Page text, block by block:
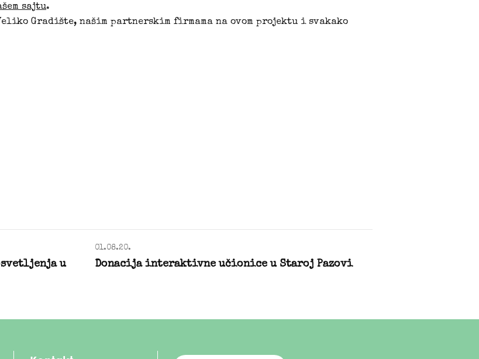
sajtu.
Gradište, našim partnerskim firmama na ovom projektu i svakako
u
01.08.20.
Donacija interaktivne učionice u Staroj Pazovi